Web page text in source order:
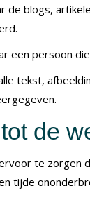
de blogs,
een persoon
tekst,
de
te zorgen
tijde